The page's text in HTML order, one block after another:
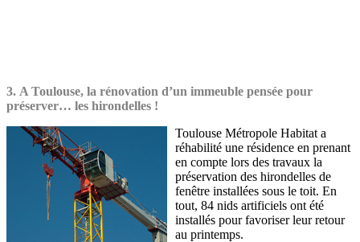
3. A Toulouse, la rénovation d’un immeuble pensée pour
préserver… les hirondelles !
Toulouse Métropole Habitat a
réhabilité une résidence en prenant
en compte lors des travaux la
préservation des hirondelles de
fenêtre installées sous le toit. En
tout, 84 nids artificiels ont été
installés pour favoriser leur retour
au printemps.